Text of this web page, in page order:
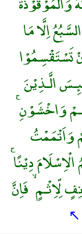
اِلَّا مَا
تَسْتَقْسِمُوْا
الَّـذِيْنَ
وَاخْشَوْنِ
دِيْنًا
لِّاِثْـمٍ ۙ فَاِنَّ
↖